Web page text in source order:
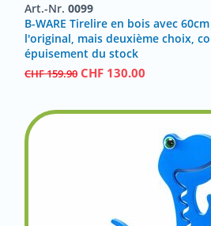
Art.-Nr. 0099
B-WARE Tirelire en bois avec
l'original, mais deuxième choix,
épuisement du stock
CHF159.90 CHF 130.00